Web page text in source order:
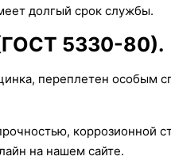
долгый срок службы.
5330-80).
переплетен особым
коррозионной
на нашем сайте.